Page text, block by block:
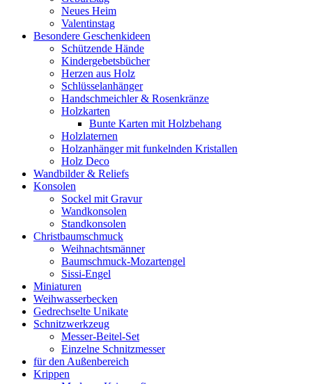
Neues Heim
Valentinstag
Besondere Geschenkideen
Schützende Hände
Kindergebetsbücher
Herzen aus Holz
Schlüsselanhänger
Handschmeichler & Rosenkränze
Holzkarten
Bunte Karten mit Holzbehang
Holzlaternen
Holzanhänger mit funkelnden Kristallen
Holz Deco
Wandbilder & Reliefs
Konsolen
Sockel mit Gravur
Wandkonsolen
Standkonsolen
Christbaumschmuck
Weihnachtsmänner
Baumschmuck-Mozartengel
Sissi-Engel
Miniaturen
Weihwasserbecken
Gedrechselte Unikate
Schnitzwerkzeug
Messer-Beitel-Set
Einzelne Schnitzmesser
für den Außenbereich
Krippen